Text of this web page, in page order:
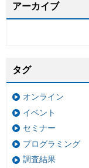
アーカイブ
タグ
オンライン
イベント
セミナー
プログラミング
調査結果